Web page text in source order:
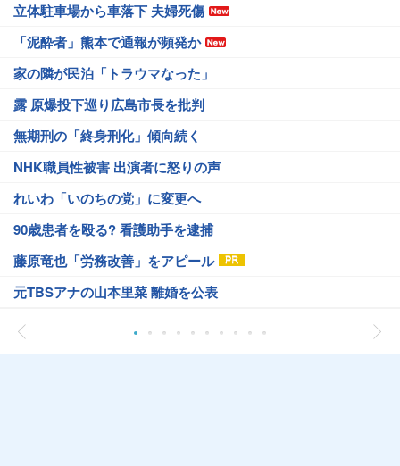
立体駐車場から車落下 夫婦死傷
「泥酔者」熊本で通報が頻発か
家の隣が民泊「トラウマなった」
露 原爆投下巡り広島市長を批判
無期刑の「終身刑化」傾向続く
NHK職員性被害 出演者に怒りの声
れいわ「いのちの党」に変更へ
90歳患者を殴る? 看護助手を逮捕
藤原竜也「労務改善」をアピール
元TBSアナの山本里菜 離婚を公表